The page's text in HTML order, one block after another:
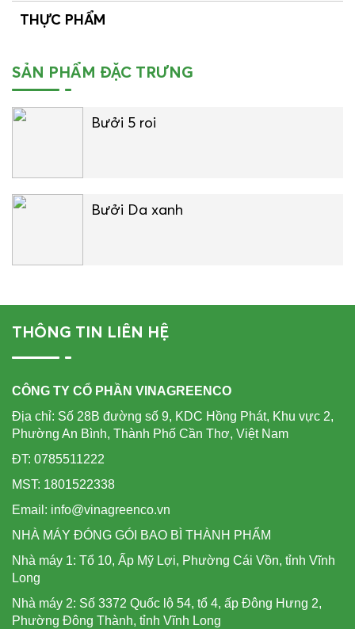
THỰC PHẨM
SẢN PHẨM ĐẶC TRƯNG
Bưởi 5 roi
Bưởi Da xanh
THÔNG TIN LIÊN HỆ
CÔNG TY CỔ PHẦN VINAGREENCO
Địa chỉ: Số 28B đường số 9, KDC Hồng Phát, Khu vực 2,
Phường An Bình, Thành Phố Cần Thơ, Việt Nam
ĐT: 0785511222
MST: 1801522338
Email: info@vinagreenco.vn
NHÀ MÁY ĐÓNG GÓI BAO BÌ THÀNH PHẨM
Nhà máy 1: Tổ 10, Ấp Mỹ Lợi, Phường Cái Vồn, tỉnh Vĩnh
Long
Nhà máy 2: Số 3372 Quốc lộ 54, tổ 4, ấp Đông Hưng 2,
Phường Đông Thành, tỉnh Vĩnh Long